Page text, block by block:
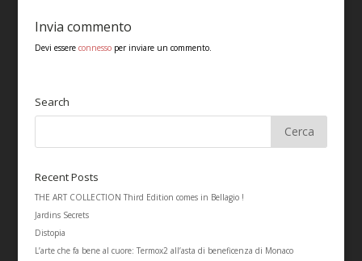
Invia commento
Devi essere connessoper inviare un commento.
Search
Recent Posts
THE ART COLLECTION Third Edition comes in Bellagio !
Jardins Secrets
Distopia
L’arte che fa bene al cuore: Termox2 all’asta di beneficenza di Monaco